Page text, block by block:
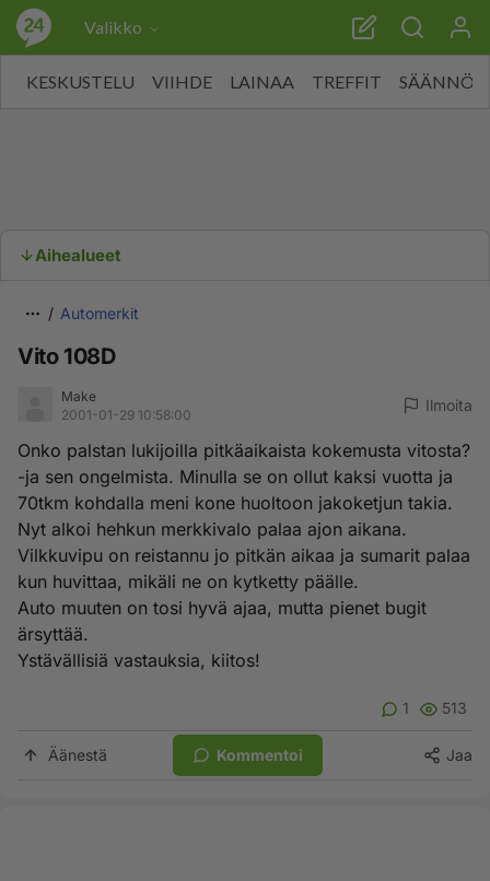
Valikko
KESKUSTELU VIIHDE LAINAA TREFFIT SÄÄNNÖT
Aihealueet
Automerkit
Vito 108D
Make
2001-01-29 10:58:00
Ilmoita
Onko palstan lukijoilla pitkäaikaista kokemusta vitosta?
-ja sen ongelmista. Minulla se on ollut kaksi vuotta ja
70tkm kohdalla meni kone huoltoon jakoketjun takia.
Nyt alkoi hehkun merkkivalo palaa ajon aikana.
Vilkkuvipu on reistannu jo pitkän aikaa ja sumarit palaa
kun huvittaa, mikäli ne on kytketty päälle.
Auto muuten on tosi hyvä ajaa, mutta pienet bugit
ärsyttää.
Ystävällisiä vastauksia, kiitos!
1 513
Äänestä Kommentoi Jaa